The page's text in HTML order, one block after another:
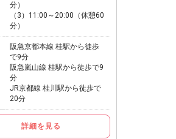
分）
（3）11:00～20:00（休憩60
分）
阪急京都本線 桂駅から徒歩
で9分
阪急嵐山線 桂駅から徒歩で9
分
JR京都線 桂川駅から徒歩で
20分
詳細を見る